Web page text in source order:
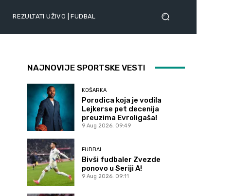
REZULTATI UŽIVO | FUDBAL
NAJNOVIJE SPORTSKE VESTI
KOŠARKA
Porodica koja je vodila
Lejkerse pet decenija
preuzima Evroligaša!
9 Aug 2026. 09:49
FUDBAL
Bivši fudbaler Zvezde
ponovo u Seriji A!
9 Aug 2026. 09:11